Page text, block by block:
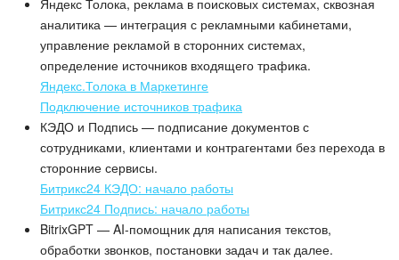
Яндекс Толока, реклама в поисковых системах, сквозная
аналитика — интеграция с рекламными кабинетами,
управление рекламой в сторонних системах,
определение источников входящего трафика.
Яндекс.Толока в Маркетинге
Подключение источников трафика
КЭДО и Подпись — подписание документов с
сотрудниками, клиентами и контрагентами без перехода в
сторонние сервисы.
Битрикс24 КЭДО: начало работы
Битрикс24 Подпись: начало работы
BitrixGPT — AI-помощник для написания текстов,
обработки звонков, постановки задач и так далее.